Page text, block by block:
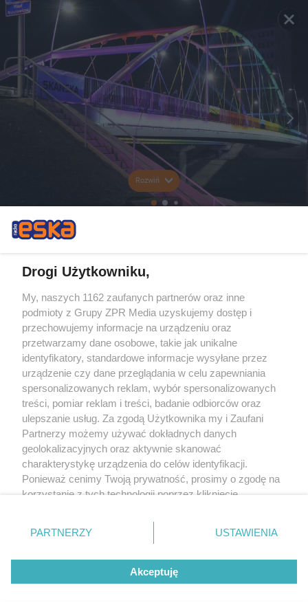
Rozwiń
Drogi Użytkowniku,
My, naszych 1162 zaufanych partnerów oraz inne
podmioty z Grupy ZPR Media uzyskujemy dostęp i
przechowujemy informacje na urządzeniu oraz
przetwarzamy dane osobowe, takie jak unikalne
identyfikatory, standardowe informacje wysyłane przez
urządzenie czy dane przeglądania w celu zapewniania
spersonalizowanych reklam, wybór spersonalizowanych
treści, pomiar reklam i treści, badanie odbiorców oraz
ulepszanie usług. Za zgodą Użytkownika my i Zaufani
Partnerzy możemy używać dokładnych danych
geolokalizacyjnych oraz aktywnie skanować
charakterystykę urządzenia do celów identyfikacji.
Ponieważ cenimy Twoją prywatność, prosimy o zgodę na
korzystanie z tych technologii poprzez kliknięcie
zmienić/wycofać klikając przycisk ustawień prywatności
znajdujący się w lewym dolnym rogu strony
rodzaje przetwarzania danych nie wymagają zgody
użytkownika, ale masz prawo sprzeciwić się takiemu
przetwarzaniu. Preferencje będą miały zastosowanie tylko
PARTNERZY USTAWIENIA
Akceptuję